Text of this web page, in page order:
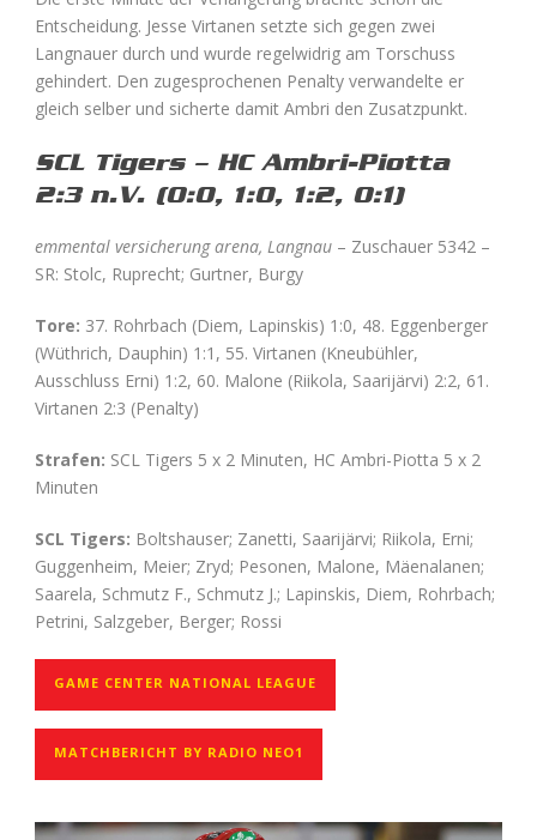
Entscheidung. Jesse Virtanen setzte sich gegen zwei
Langnauer durch und wurde regelwidrig am Torschuss
gehindert. Den zugesprochenen Penalty verwandelte er
gleich selber und sicherte damit Ambri den Zusatzpunkt.
SCL Tigers – HC Ambri-Piotta
2:3 n.V. (0:0, 1:0, 1:2, 0:1)
emmental versicherung arena, Langnau – Zuschauer 5342 –
SR: Stolc, Ruprecht; Gurtner, Burgy
Tore: 37. Rohrbach (Diem, Lapinskis) 1:0, 48. Eggenberger
(Wüthrich, Dauphin) 1:1, 55. Virtanen (Kneubühler,
Ausschluss Erni) 1:2, 60. Malone (Riikola, Saarijärvi) 2:2, 61.
Virtanen 2:3 (Penalty)
Strafen: SCL Tigers 5 x 2 Minuten, HC Ambri-Piotta 5 x 2
Minuten
SCL Tigers: Boltshauser; Zanetti, Saarijärvi; Riikola, Erni;
Guggenheim, Meier; Zryd; Pesonen, Malone, Mäenalanen;
Saarela, Schmutz F., Schmutz J.; Lapinskis, Diem, Rohrbach;
Petrini, Salzgeber, Berger; Rossi
GAME CENTER NATIONAL LEAGUE
MATCHBERICHT BY RADIO NEO1